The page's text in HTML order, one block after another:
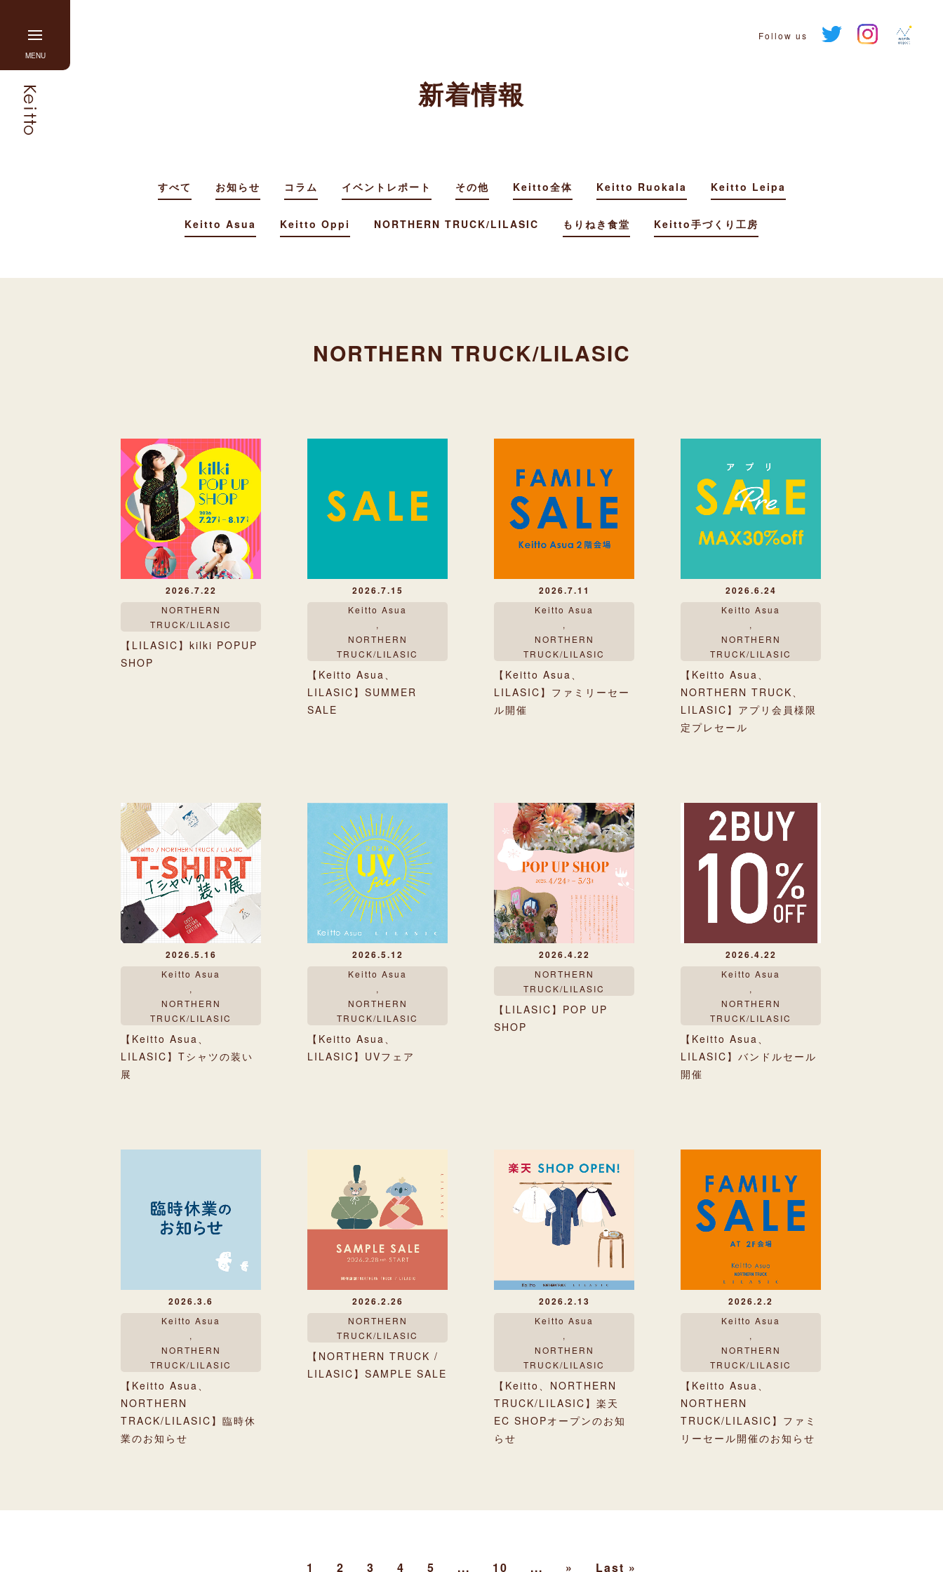
content
グ
ロ
バ
ル
MENU
Follow us
新着情報
すべて お知らせ コラム イベントレポート その他 Keitto全体 Keitto Ruokala Keitto Leipa
Keitto Asua Keitto Oppi NORTHERN TRUCK/LILASIC もりねき食堂 Keitto手づくり工房
NORTHERN TRUCK/LILASIC
2026.7.22
NORTHERN
TRUCK/LILASIC
【LILASIC】kilki POPUP
SHOP
2026.7.15
Keitto Asua
,
NORTHERN
TRUCK/LILASIC
【Keitto Asua、
LILASIC】SUMMER
SALE
2026.7.11
Keitto Asua
,
NORTHERN
TRUCK/LILASIC
【Keitto Asua、
LILASIC】ファミリーセー
ル開催
2026.6.24
Keitto Asua
,
NORTHERN
TRUCK/LILASIC
【Keitto Asua、
NORTHERN TRUCK、
LILASIC】アプリ会員様限
定プレセール
2026.5.16
Keitto Asua
,
NORTHERN
TRUCK/LILASIC
【Keitto Asua、
LILASIC】Tシャツの装い
展
2026.5.12
Keitto Asua
,
NORTHERN
TRUCK/LILASIC
【Keitto Asua、
LILASIC】UVフェア
2026.4.22
NORTHERN
TRUCK/LILASIC
【LILASIC】POP UP
SHOP
2026.4.22
Keitto Asua
,
NORTHERN
TRUCK/LILASIC
【Keitto Asua、
LILASIC】バンドルセール
開催
2026.3.6
Keitto Asua
,
NORTHERN
TRUCK/LILASIC
【Keitto Asua、
NORTHERN
TRACK/LILASIC】臨時休
業のお知らせ
2026.2.26
NORTHERN
TRUCK/LILASIC
【NORTHERN TRUCK /
LILASIC】SAMPLE SALE
2026.2.13
Keitto Asua
,
NORTHERN
TRUCK/LILASIC
【Keitto、NORTHERN
TRUCK/LILASIC】楽天
EC SHOPオープンのお知
らせ
2026.2.2
Keitto Asua
,
NORTHERN
TRUCK/LILASIC
【Keitto Asua、
NORTHERN
TRUCK/LILASIC】ファミ
リーセール開催のお知らせ
1 2 3 4 5 ... 10 ... » Last »